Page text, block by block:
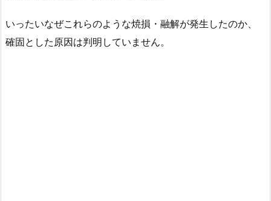
いったいなぜこれらのような焼損・融解が発生したのか、
確固とした原因は判明していません。